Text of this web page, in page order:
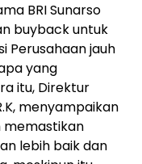
BRI Sunarso
buyback untuk
Perusahaan jauh
yang
itu, Direktur
menyampaikan
memastikan
lebih baik dan